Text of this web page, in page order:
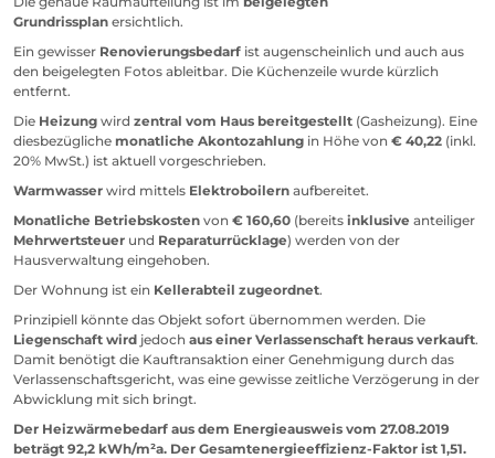
Grundrissplan ersichtlich.
Ein gewisser Renovierungsbedarf ist augenscheinlich und auch aus
den beigelegten Fotos ableitbar. Die Küchenzeile wurde kürzlich
entfernt.
Die Heizung wird zentral vom Haus bereitgestellt (Gasheizung). Eine
diesbezügliche monatliche Akontozahlung in Höhe von € 40,22 (inkl.
20% MwSt.) ist aktuell vorgeschrieben.
Warmwasser wird mittels Elektroboilern aufbereitet.
Monatliche Betriebskosten von € 160,60 (bereits inklusive anteiliger
Mehrwertsteuer und Reparaturrücklage) werden von der
Hausverwaltung eingehoben.
Der Wohnung ist ein Kellerabteil zugeordnet.
Prinzipiell könnte das Objekt sofort übernommen werden. Die
Liegenschaft wird jedoch aus einer Verlassenschaft heraus verkauft.
Damit benötigt die Kauftransaktion einer Genehmigung durch das
Verlassenschaftsgericht, was eine gewisse zeitliche Verzögerung in der
Abwicklung mit sich bringt.
Der Heizwärmebedarf aus dem Energieausweis vom 27.08.2019
beträgt 92,2 kWh/m²a. Der Gesamtenergieeffizienz-Faktor ist 1,51.